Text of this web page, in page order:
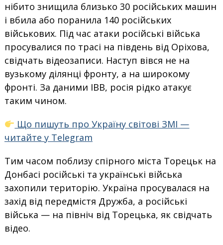
нібито знищила близько 30 російських машин
і вбила або поранила 140 російських
військових. Під час атаки російські війська
просувалися по трасі на південь від Оріхова,
свідчать відеозаписи. Наступ вівся не на
вузькому ділянці фронту, а на широкому
фронті. За даними ІВВ, росія рідко атакує
таким чином.
Що пишуть про Україну світові ЗМІ —
читайте у Telegram
Тим часом поблизу спірного міста Торецьк на
Донбасі російські та українські війська
захопили територію. Україна просувалася на
захід від передмістя Дружба, а російські
війська — на північ від Торецька, як свідчать
відео.